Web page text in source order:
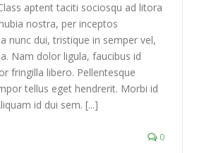
aptent taciti sociosqu ad litora
nostra, per inceptos
nunc dui, tristique in semper vel,
Nam dolor ligula, faucibus id
fringilla libero. Pellentesque
tellus eget hendrerit. Morbi id
id dui sem. [...]
0